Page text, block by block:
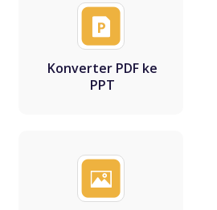
Konverter PDF ke
PPT